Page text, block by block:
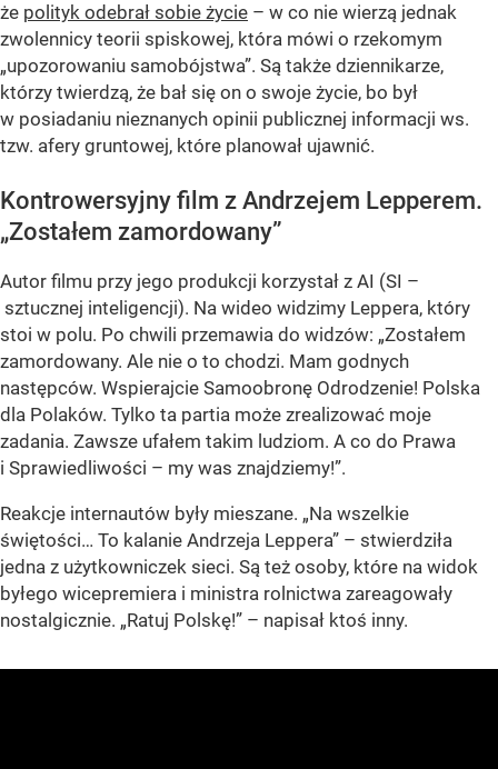
że polityk odebrał sobie życie – w co nie wierzą jednak
zwolennicy teorii spiskowej, która mówi o rzekomym
„upozorowaniu samobójstwa”. Są także dziennikarze,
którzy twierdzą, że bał się on o swoje życie, bo był
w posiadaniu nieznanych opinii publicznej informacji ws.
tzw. afery gruntowej, które planował ujawnić.
Kontrowersyjny film z Andrzejem Lepperem.
„Zostałem zamordowany”
Autor filmu przy jego produkcji korzystał z AI (SI –
sztucznej inteligencji). Na wideo widzimy Leppera, który
stoi w polu. Po chwili przemawia do widzów: „Zostałem
zamordowany. Ale nie o to chodzi. Mam godnych
następców. Wspierajcie Samoobronę Odrodzenie! Polska
dla Polaków. Tylko ta partia może zrealizować moje
zadania. Zawsze ufałem takim ludziom. A co do Prawa
i Sprawiedliwości – my was znajdziemy!”.
Reakcje internautów były mieszane. „Na wszelkie
świętości… To kalanie Andrzeja Leppera” – stwierdziła
jedna z użytkowniczek sieci. Są też osoby, które na widok
byłego wicepremiera i ministra rolnictwa zareagowały
nostalgicznie. „Ratuj Polskę!” – napisał ktoś inny.